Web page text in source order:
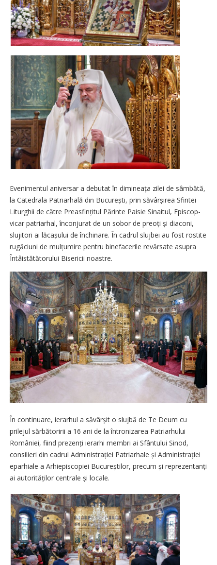
Evenimentul aniversar a debutat în dimineața zilei de sâmbătă,
la Catedrala Patriarhală din București, prin săvârșirea Sfintei
Liturghii de către Preasfințitul Părinte Paisie Sinaitul, Episcop-
vicar patriarhal, înconjurat de un sobor de preoți și diaconi,
slujitori ai lăcașului de închinare. În cadrul slujbei au fost rostite
rugăciuni de mulțumire pentru binefacerile revărsate asupra
Întâistătătorului Bisericii noastre.
În continuare, ierarhul a săvâr­șit o slujbă de Te Deum cu
prilejul sărbătoririi a 16 ani de la întronizarea Patriarhului
României, fiind prezenți ierarhi membri ai Sfântului Sinod,
consilieri din cadrul Administrației Patriarhale și Ad­mi­nistrației
eparhiale a Arhi­episcopiei Bucureștilor, precum și reprezentanți
ai autorităților centrale și locale.